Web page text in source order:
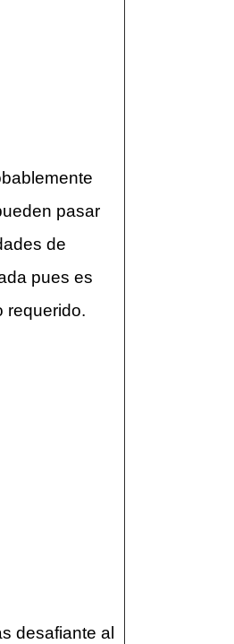
pasar
de
pues es
requerido.
desafiante al